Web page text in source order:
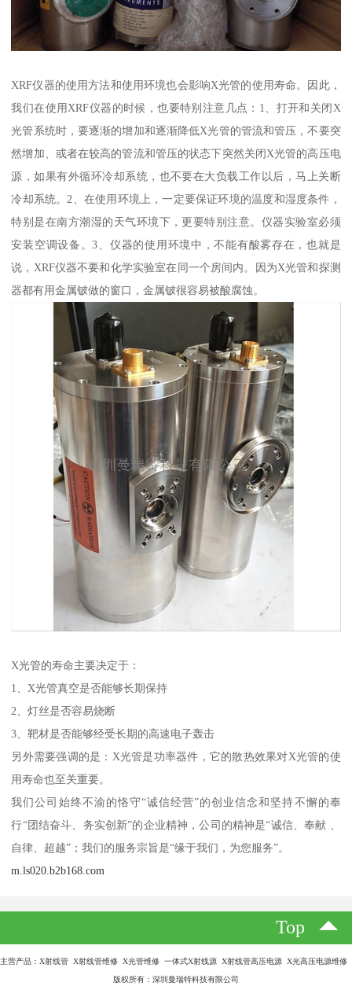
XRF仪器的使用方法和使用环境也会影响X光管的使用寿命。因此，
我们在使用XRF仪器的时候，也要特别注意几点：1、打开和关闭X
光管系统时，要逐渐的增加和逐渐降低X光管的管流和管压，不要突
然增加、或者在较高的管流和管压的状态下突然关闭X光管的高压电
源，如果有外循环冷却系统，也不要在大负载工作以后，马上关断
冷却系统。2、在使用环境上，一定要保证环境的温度和湿度条件，
特别是在南方潮湿的天气环境下，更要特别注意。仪器实验室必须
安装空调设备。3、仪器的使用环境中，不能有酸雾存在，也就是
说，XRF仪器不要和化学实验室在同一个房间内。因为X光管和探测
器都有用金属铍做的窗口，金属铍很容易被酸腐蚀。
X光管的寿命主要决定于：
1、X光管真空是否能够长期保持
2、灯丝是否容易烧断
3、靶材是否能够经受长期的高速电子轰击
另外需要强调的是：X光管是功率器件，它的散热效果对X光管的使
用寿命也至关重要。
我们公司始终不渝的恪守“诚信经营”的创业信念和坚持不懈的奉
行“团结奋斗、务实创新”的企业精神，公司的精神是“诚信、奉献 、
自律、超越”；我们的服务宗旨是“缘于我们，为您服务”。
m.ls020.b2b168.com
Top
主营产品：X射线管 X射线管维修 X光管维修 一体式X射线源 X射线管高压电源 X光高压电源维修
版权所有：深圳曼瑞特科技有限公司